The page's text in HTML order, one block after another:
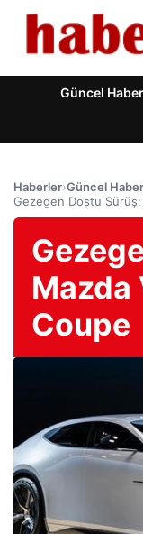
Güncel
Haberler›Güncel
Gezegen Dostu
Mazda
Coupe